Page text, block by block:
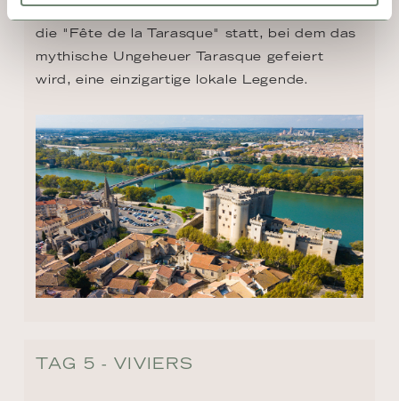
Saint-Martha. Jedes Jahr findet in Tarascon
die "Fête de la Tarasque" statt, bei dem das
mythische Ungeheuer Tarasque gefeiert
wird, eine einzigartige lokale Legende.
TAG 5 - VIVIERS